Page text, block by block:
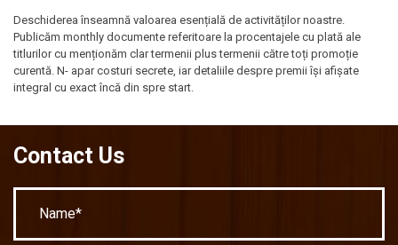
Deschiderea înseamnă valoarea esențială de activităților noastre.
Publicăm monthly documente referitoare la procentajele cu plată ale
titlurilor cu menționăm clar termenii plus termenii către toți promoție
curentă. N- apar costuri secrete, iar detaliile despre premii își afișate
integral cu exact încă din spre start.
Contact Us